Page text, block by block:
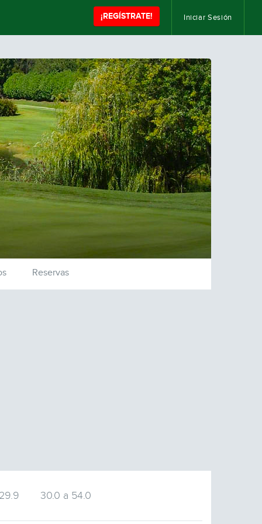
Iniciar Sesión
¡REGÍSTRATE!
Reservas
30.0 a 54.0